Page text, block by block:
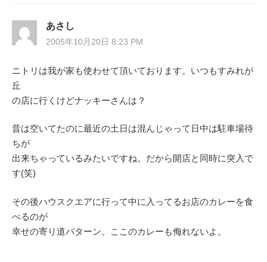
ー
シ
ョ
ン
あさし
2005年10月20日 8:23 PM
ニトリは我が家も使わせて頂いております。いつもすみれが
丘
の店に行くけどナッキーさんは？
昔は空いてたのに最近の土日は混んじゃって日中は駐車場待
ちが
出来ちゃっているみたいですね。だから開店と同時に突入で
す(笑)
その後ハウスクエアに行って中に入ってるお店のカレーを食
べるのが
幸せの寄り道パターン。ここのカレーも侮れないよ。